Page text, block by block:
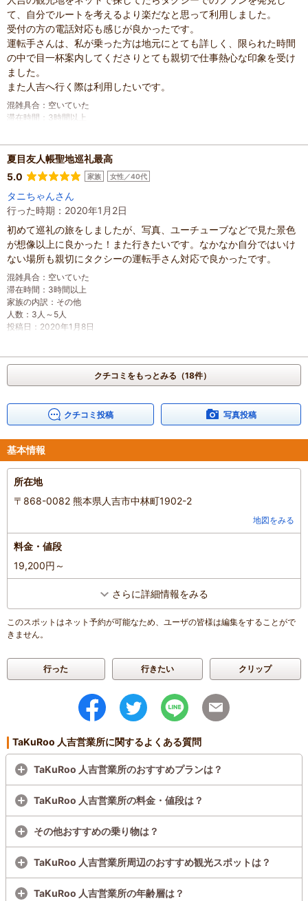
て、自分でルートを考えるより楽だなと思って利用しました。
受付の方の電話対応も感じが良かったです。
運転手さんは、私が乗った方は地元にとても詳しく、限られた時間
の中で目一杯案内してくださりとても親切で仕事熱心な印象を受け
ました。
また人吉へ行く際は利用したいです。
混雑具合 ： 空いていた
滞在時間 ： 3時間以上
投稿日：2020年1月18日
夏目友人帳聖地巡礼最高
5.0
家族 女性／40代
タニちゃんさん
行った時期：2020年1月2日
初めて巡礼の旅をしましたが、写真、ユーチューブなどで見た景色
が想像以上に良かった！また行きたいです。なかなか自分ではいけ
ない場所も親切にタクシーの運転手さん対応で良かったです。
混雑具合 ： 空いていた
滞在時間 ： 3時間以上
家族の内訳 ： その他
人数 ： 3人～5人
投稿日 ： 2020年1月8日
クチコミをもっとみる（18件）
クチコミ投稿 写真投稿
基本情報
所在地
〒868-0082 熊本県人吉市中林町1902-2
地図をみる
料金・値段
19,200円～
さらに詳細情報をみる
このスポットはネット予約が可能なため、ユーザの皆様は編集をすることがで
きません。
行った 行きたい クリップ
TaKuRoo 人吉営業所に関するよくある質問
TaKuRoo 人吉営業所のおすすめプランは？
TaKuRoo 人吉営業所の料金・値段は？
その他おすすめの乗り物は？
TaKuRoo 人吉営業所周辺のおすすめ観光スポットは？
TaKuRoo 人吉営業所の年齢層は？